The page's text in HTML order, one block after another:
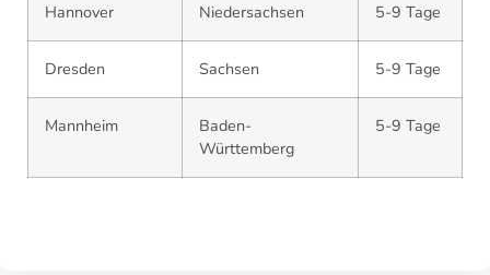
Hannover Niedersachsen 5-9 Tage
Dresden Sachsen 5-9 Tage
Mannheim
Baden-
Württemberg
5-9 Tage